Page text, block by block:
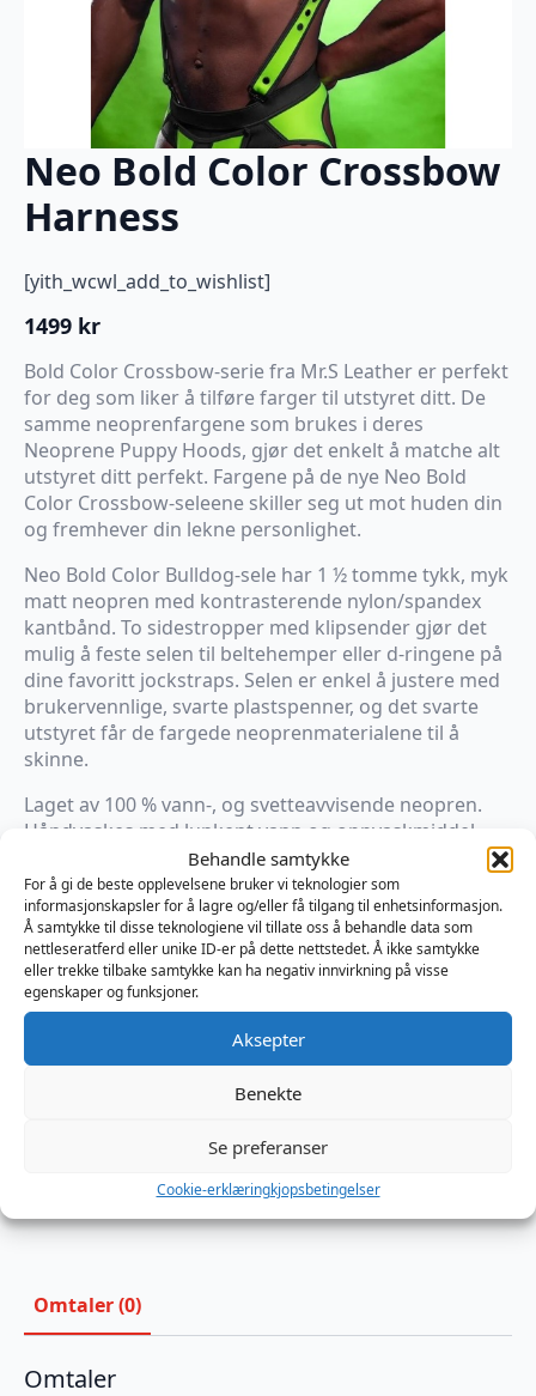
Behandle samtykke
For å gi de beste opplevelsene bruker vi teknologier som
informasjonskapsler for å lagre og/eller få tilgang til enhetsinformasjon.
Å samtykke til disse teknologiene vil tillate oss å behandle data som
nettleseratferd eller unike ID-er på dette nettstedet. Å ikke samtykke
eller trekke tilbake samtykke kan ha negativ innvirkning på visse
egenskaper og funksjoner.
Aksepter
Benekte
Se preferanser
Cookie-erklæringkjopsbetingelser
Neo Bold Color Crossbow
Harness
[yith_wcwl_add_to_wishlist]
1499 kr
Bold Color Crossbow-serie fra Mr.S Leather er perfekt
for deg som liker å tilføre farger til utstyret ditt. De
samme neoprenfargene som brukes i deres
Neoprene Puppy Hoods, gjør det enkelt å matche alt
utstyret ditt perfekt. Fargene på de nye Neo Bold
Color Crossbow-seleene skiller seg ut mot huden din
og fremhever din lekne personlighet.
Neo Bold Color Bulldog-sele har 1 ½ tomme tykk, myk
matt neopren med kontrasterende nylon/spandex
kantbånd. To sidestropper med klipsender gjør det
mulig å feste selen til beltehemper eller d-ringene på
dine favoritt jockstraps. Selen er enkel å justere med
brukervennlige, svarte plastspenner, og det svarte
utstyret får de fargede neoprenmaterialene til å
skinne.
Laget av 100 % vann-, og svetteavvisende neopren.
Håndvaskes med lunkent vann og oppvaskmiddel.
Farge
Størrelse
Legg I Handlekurv
MSMCNEO335
Klær menn ,
Neopren
Mr-S-Leather
Omtaler (0)
Omtaler